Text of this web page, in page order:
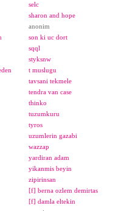
selc
sharon and hope
anonim
son ki uc dort
sqql
styksnw
t muslugu
tavsani tekmele
tendra van case
thinko
tuzumkuru
tyros
uzumlerin gazabi
wazzap
yardiran adam
yikanmis beyin
zipirinsan
[f] berna ozlem demirtas
[f] damla eltekin